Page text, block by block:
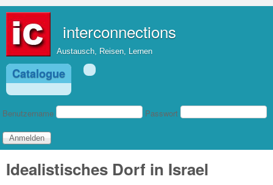
interconnections
Austausch, Reisen, Lernen
Catalogue
Benutzeranmeldung
Benutzername Passwort
Idealistisches Dorf in Israel